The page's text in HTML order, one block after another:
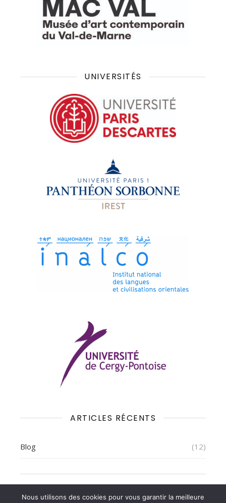
UNIVERSITÉS
ARTICLES RÉCENTS
Blog (12)
2013-2026 © Baština Voyages
Nous utilisons des cookies pour vous garantir la meilleure